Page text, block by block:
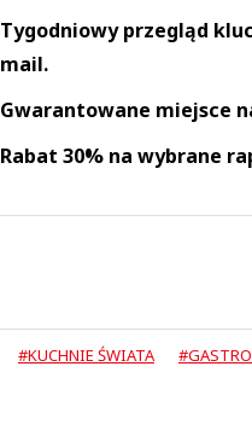
Tygodniowy przegląd
mail.
Gwarantowane miejsce
Rabat 30% na wybrane
#KUCHNIE ŚWIATA